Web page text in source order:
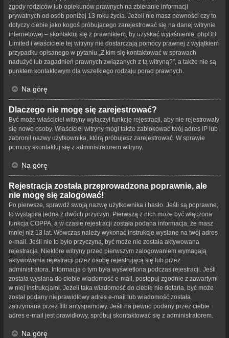
zgody rodziców lub opiekunów prawnych na zbieranie informacji
prywatnych od osób poniżej 13 roku życia. Jeżeli nie masz pewności czy to
dotyczy ciebie jako kogoś próbującego zarejestrować się na danej witrynie
internetowej – skontaktuj się z prawnikiem, by uzyskać wyjaśnienie. phpBB
Limited i właściciele tej witryny nie dostarczają pomocy prawnej z wyjątkiem
przypadku opisanego w pytaniu „Z kim się kontaktować w sprawach
nadużyć lub zagadnień prawnych związanych z tą witryną?”, a także nie są
punktem kontaktowym dla wszelkiego rodzaju porad prawnych.
Na górę
Dlaczego nie mogę się zarejestrować?
Być może właściciel witryny wyłączył funkcję rejestracji, aby nie rejestrowały
się nowe osoby. Właściciel witryny mógł także zablokować twój adres IP lub
zabronił nazwy użytkownika, którą próbujesz zarejestrować. W sprawie
pomocy skontaktuj się z administratorem witryny.
Na górę
Rejestracja została przeprowadzona poprawnie, ale
nie mogę się zalogować!
Po pierwsze, sprawdź swoją nazwę użytkownika i hasło. Jeśli są poprawne,
to wystąpiła jedna z dwóch przyczyn. Pierwszą z nich może być włączona
funkcja COPPA, a w czasie rejestracji została podana informacja, że masz
mniej niż 13 lat. Wówczas należy wykonać instrukcje wysłane na twój adres
e-mail. Jeśli nie to było przyczyną, być może nie została aktywowana
rejestracja. Niektóre witryny przed pierwszym zalogowaniem wymagają
aktywowania rejestracji przez osobę rejestrującą się lub przez
administratora. Informacja o tym była wyświetlona podczas rejestracji. Jeśli
została wysłana do ciebie wiadomość e-mail, postępuj zgodnie z zawartymi
w niej instrukcjami. Jeżeli taka wiadomość do ciebie nie dotarła, być może
został podany nieprawidłowy adres e-mail lub wiadomość została
zatrzymana przez filtr antyspamowy. Jeśli na pewno podany przez ciebie
adres e-mail jest prawidłowy, spróbuj skontaktować się z administratorem.
Na górę